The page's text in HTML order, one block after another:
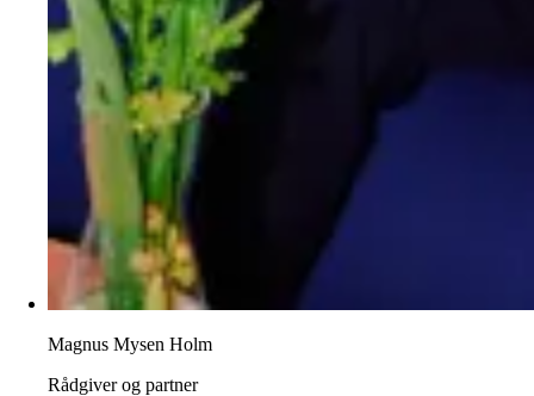
Magnus Mysen Holm
Rådgiver og partner